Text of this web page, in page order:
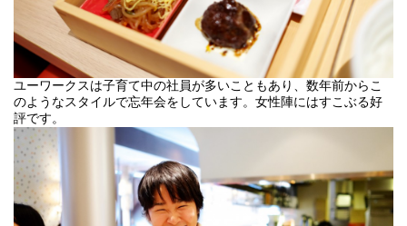
ユーワークスは子育て中の社員が多いこともあり、数年前からこ
のようなスタイルで忘年会をしています。女性陣にはすこぶる好
評です。